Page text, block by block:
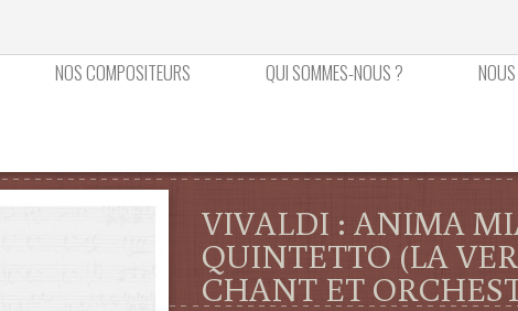
NOS COMPOSITEURS QUI SOMMES-NOUS ?
VIVALDI : ANIMA
QUINTETTO (LA
CHANT ET